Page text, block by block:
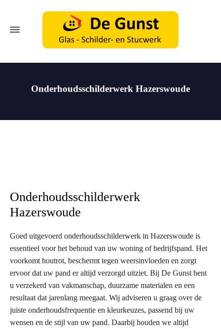
Onderhoudsschilderwerk Hazerswoude
Onderhoudsschilderwerk
Hazerswoude
Goed uitgevoerd onderhoudsschilderwerk in Hazerswoude is
essentieel voor het behoud van uw woning of bedrijfspand. Het
voorkomt houtrot, beschermt tegen weersinvloeden en zorgt
ervoor dat uw pand er altijd verzorgd uitziet. Bij De Gunst bent
u verzekerd van vakmanschap, duurzame materialen en een
resultaat dat jarenlang meegaat. Wij adviseren u graag over de
juiste onderhoudsfrequentie en kleurkeuzes, passend bij uw
wensen en de stijl van uw pand. Daarbij houden we altijd